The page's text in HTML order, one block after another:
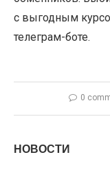
с выгодным
телеграм-боте.
0
НОВОСТИ